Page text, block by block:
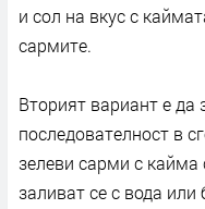
и сол на вкус с
сармите.
Вторият вариант е да
последователност в
зелеви сарми с
заливат се с вода или